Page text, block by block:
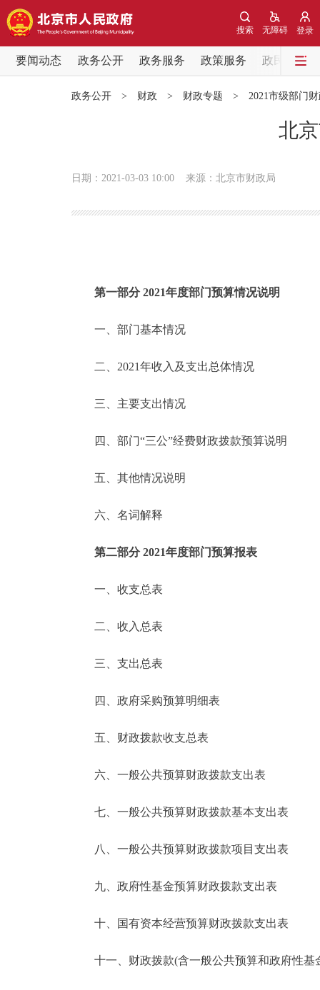
登录
无障碍
搜索
要闻动态 政务公开 政务服务 政策服务
政民互动
便民服务
中介服务
政民互动
12345网上接诉即办
参与调查
走进北京
北京概况
绿色北京
ENGLISH
政务公开 > 财政 > 财政专题 > 2021市级部门
北
日期：2021-03-03 10:00 来源：北京市财政局
第一部分 2021年度部门预算情况说明
一、部门基本情况
二、2021年收入及支出总体情况
三、主要支出情况
四、部门“三公”经费财政拨款预算说明
五、其他情况说明
六、名词解释
第二部分 2021年度部门预算报表
一、收支总表
二、收入总表
三、支出总表
四、政府采购预算明细表
五、财政拨款收支总表
六、一般公共预算财政拨款支出表
七、一般公共预算财政拨款基本支出表
八、一般公共预算财政拨款项目支出表
九、政府性基金预算财政拨款支出表
十、国有资本经营预算财政拨款支出表
十一、财政拨款(含一般公共预算和政府性基